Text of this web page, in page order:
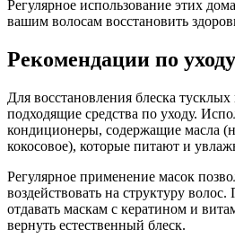
Регулярное использование этих
вашим волосам восстановить
Рекомендации по
Для восстановления блеска
подходящие средства по уходу.
кондиционеры, содержащие масла
кокосовое), которые питают и
Регулярное применение масок
воздействовать на структуру
отдавать маскам с кератином и
вернуть естественный блеск.